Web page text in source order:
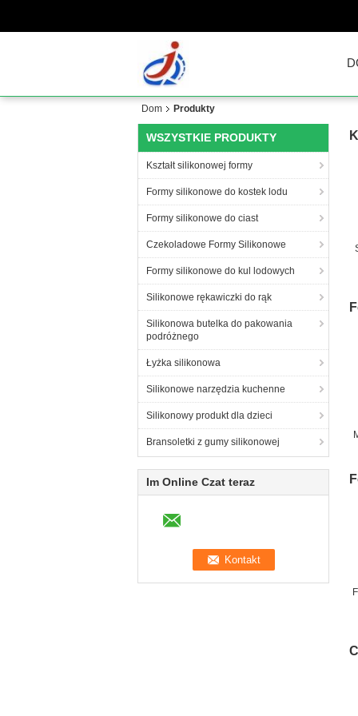
Dom Produkty
WSZYSTKIE PRODUKTY
Kształt silikonowej formy
Formy silikonowe do kostek lodu
Formy silikonowe do ciast
Czekoladowe Formy Silikonowe
Formy silikonowe do kul lodowych
Silikonowe rękawiczki do rąk
Silikonowa butelka do pakowania
podróżnego
Łyżka silikonowa
Silikonowe narzędzia kuchenne
Silikonowy produkt dla dzieci
Bransoletki z gumy silikonowej
Im Online Czat teraz